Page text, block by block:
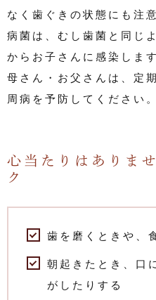
なく歯ぐきの状態にも注
病菌は、むし歯菌と同じ
からお子さんに感染しま
母さん・お父さんは、定
周病を予防してください。
心当たりはありま
ク
歯を磨くときや、
朝起きたとき、口
がしたりする